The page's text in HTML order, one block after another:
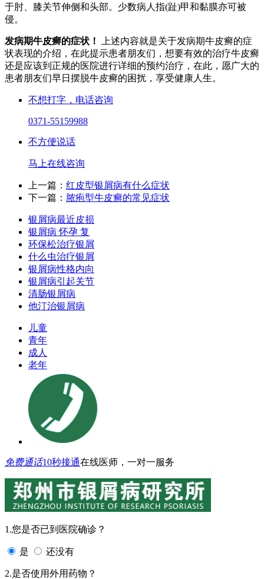
于肘、膝关节伸侧和头部。少数病人指(趾)甲和黏膜亦可被
侵。
发病期牛皮癣的症状！
上述内容就是关于发病期牛皮癣的症
状表现的介绍，在此提示患者朋友们，想要有效的治疗牛皮癣
还是应该到正规的医院进行详细的预约治疗，在此，愿广大的
患者朋友们早日摆脱牛皮癣的困扰，享受健康人生。
不想打字，电话咨询
0371-55159988
不方便说话
马上在线咨询
上一篇： 红皮型银屑病有什么症状
下一篇： 脓疱型牛皮癣的常见症状
银屑病最近皮损
银屑病 怀孕 复
环保松治疗银屑
什么虫治疗银屑
银屑病性格内向
银屑病引起关节
清肠银屑病
他汀治银屑病
儿童
青年
成人
老年
免费通话10秒接通在线医师，一对一服务
1.您是否已到医院确诊？
是 还没有
2.是否使用外用药物？